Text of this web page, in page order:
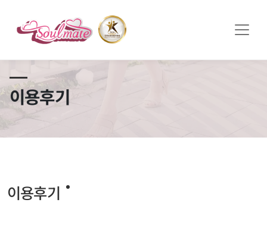
이용후기
이용후기
쏠메이트×토모토모 프로모션 영상 full버전 보러가기